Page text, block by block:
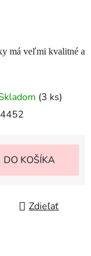
má veľmi kvalitné a
(3 ks)
4452
DO KOŠÍKA
Zdieľať